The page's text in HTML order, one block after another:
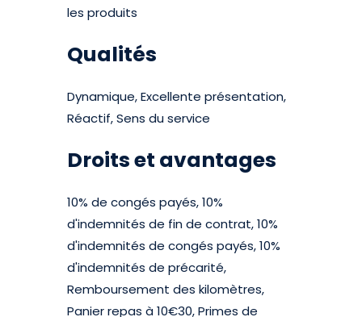
les produits
Qualités
Dynamique, Excellente présentation,
Réactif, Sens du service
Droits et avantages
10% de congés payés, 10%
d'indemnités de fin de contrat, 10%
d'indemnités de congés payés, 10%
d'indemnités de précarité,
Remboursement des kilomètres,
Panier repas à 10€30, Primes de